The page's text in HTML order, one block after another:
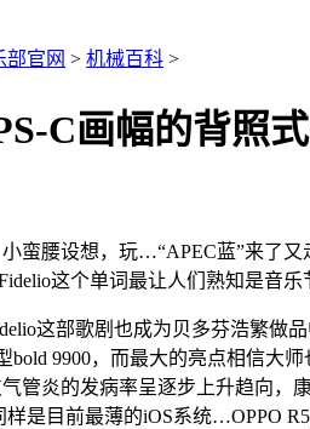
部官网 > 机械百科 >
C画幅的背照
腰设想，玩…“APEC蓝”来了又
这个单词最让人们熟知是音乐
部歌剧也成为贝多芬浩繁做品
9900，而最大的亮点相信
管炎的发病率呈逐步上升趋向
是目前最薄的iOS系统…OPPO